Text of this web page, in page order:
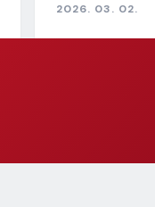
2026. 03. 02.